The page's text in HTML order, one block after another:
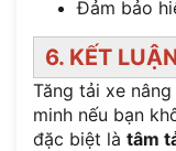
Đảm bảo
6. KẾT
Tăng tải xe
minh nếu bạn
đặc biệt là tâm